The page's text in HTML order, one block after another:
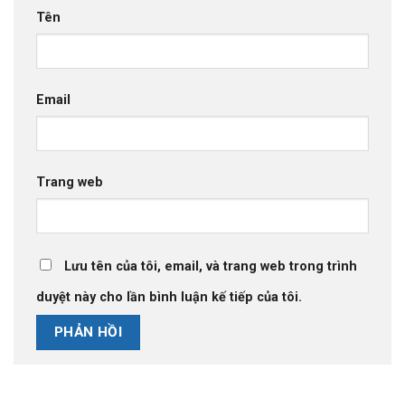
Tên
Email
Trang web
Lưu tên của tôi, email, và trang web trong trình
duyệt này cho lần bình luận kế tiếp của tôi.